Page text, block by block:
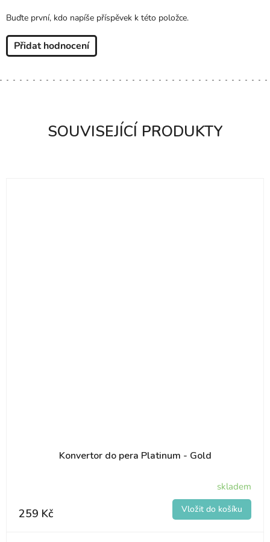
SOUVISEJÍCÍ PRODUKTY
Konvertor do pera Platinum - Gold
skladem
259 Kč
Buďte první, kdo napíše příspěvek k této položce.
Přidat hodnocení